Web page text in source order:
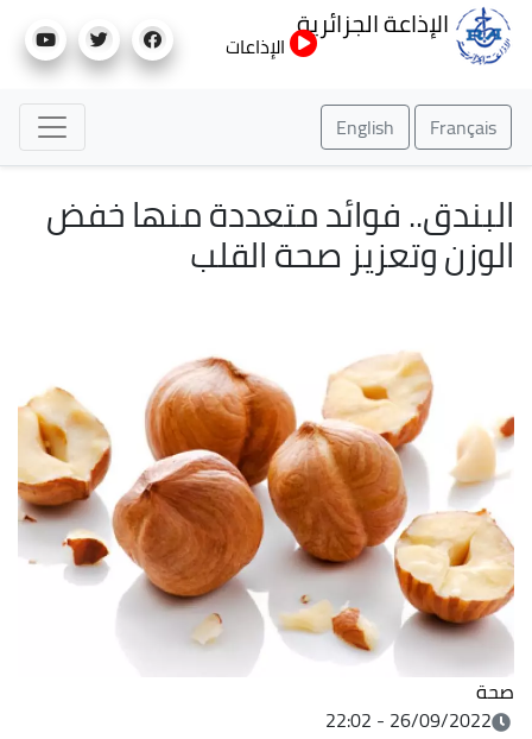
إلى
الإذاعة الجزائرية
الإذاعات
Français
English
البندق.. فوائد متعددة منها خفض
الوزن وتعزيز صحة القلب
صحة
26/09/2022 - 22:02